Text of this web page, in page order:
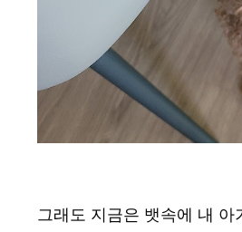
그래도 지금은 뱃속에 내